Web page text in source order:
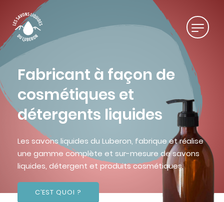
Fabricant à façon de
cosmétiques et
détergents liquides
Les savons liquides du Luberon, fabrique et réalise
une gamme complète et sur-mesure de savons
liquides, détergent et produits cosmétiques.
C’EST QUOI ?